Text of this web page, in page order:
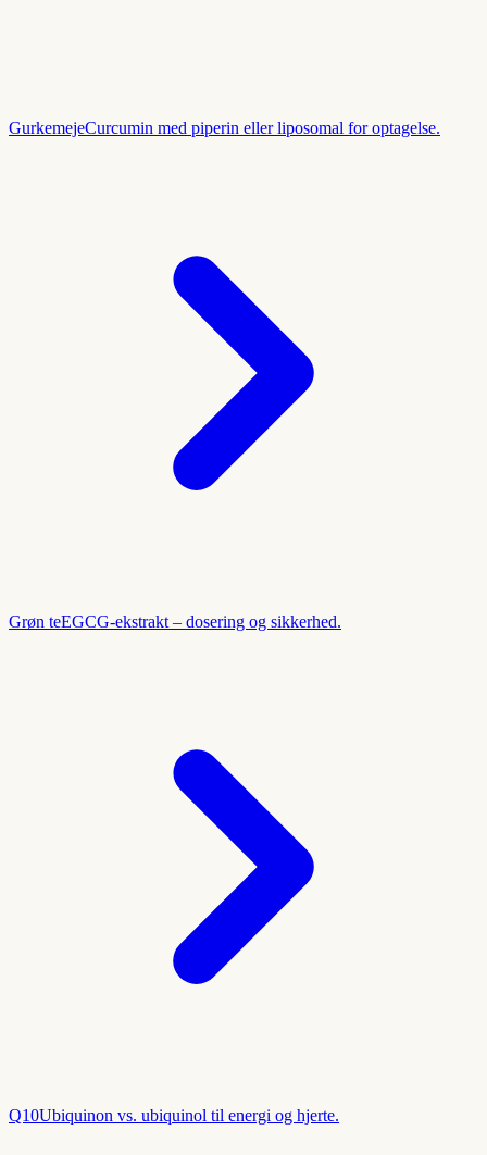
GurkemejeCurcumin med piperin eller liposomal for optagelse.
Grøn teEGCG-ekstrakt – dosering og sikkerhed.
Q10Ubiquinon vs. ubiquinol til energi og hjerte.